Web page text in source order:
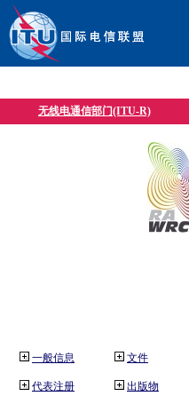
无线电通信部门(ITU-R)
一般信息
代表注册
文件
出版物